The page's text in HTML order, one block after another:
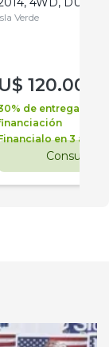
Verde
U$ 120.000
de entrega +
en 3 años
Consultar